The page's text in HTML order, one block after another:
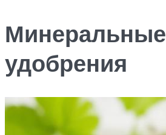
Минеральные
удобрения